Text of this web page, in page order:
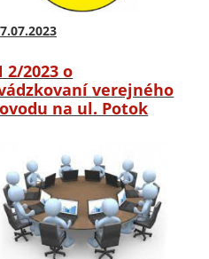
2/2023 o
verejného
na ul. Potok